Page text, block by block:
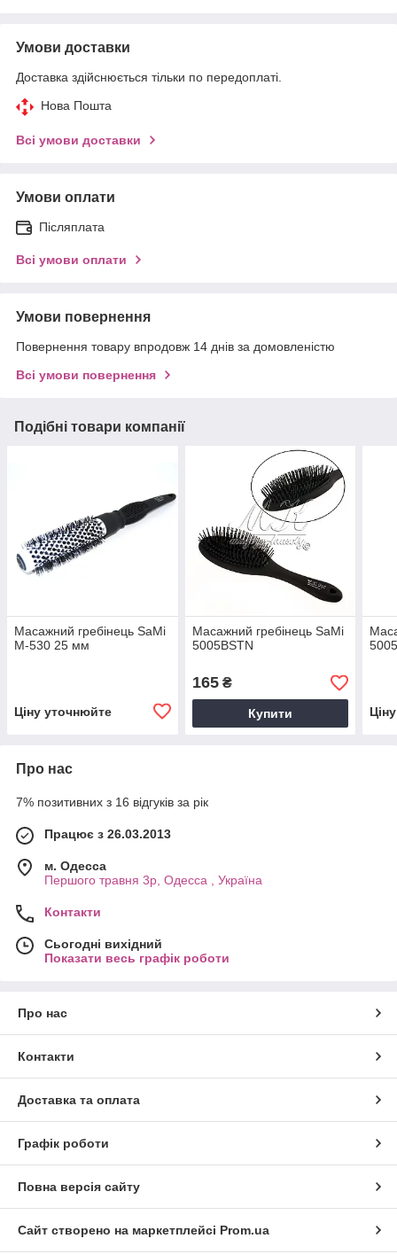
Умови доставки
Доставка здійснюється тільки по передоплаті.
Нова Пошта
Всі умови доставки
Умови оплати
Післяплата
Всі умови оплати
Умови повернення
Повернення товару впродовж 14 днів за домовленістю
Всі умови повернення
Подібні товари компанії
Масажний гребінець SaMi
M-530 25 мм
Ціну уточнюйте
Масажний гребінець SaMi
5005BSTN
165₴
Купити
Про нас
7% позитивних з 16 відгуків за рік
Працює з 26.03.2013
м. Одесса
Першого травня 3р, Одесса , Україна
Контакти
Сьогодні вихідний
Показати весь графік роботи
Про нас
Контакти
Доставка та оплата
Графік роботи
Повна версія сайту
Сайт створено на маркетплейсі Prom.ua